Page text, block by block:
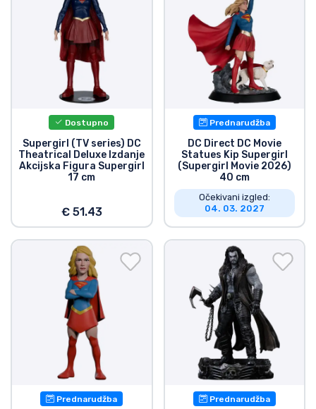
Dostupno
Supergirl (TV series) DC
Theatrical Deluxe Izdanje
Akcijska Figura Supergirl
17 cm
€ 51.43
Prednarudžba
DC Direct DC Movie
Statues Kip Supergirl
(Supergirl Movie 2026)
40 cm
Očekivani izgled:
04. 03. 2027
Prednarudžba Prednarudžba